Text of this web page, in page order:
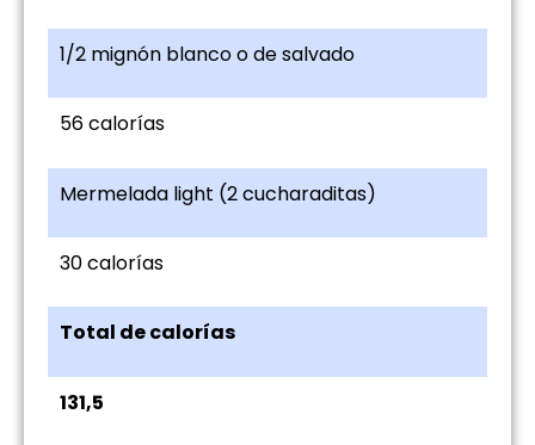
1/2 mignón blanco o de salvado
56 calorías
Mermelada light (2 cucharaditas)
30 calorías
Total de calorías
131,5